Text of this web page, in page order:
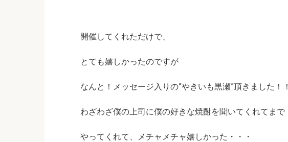
開催してくれただけで、
とても嬉しかったのですが
なんと！メッセージ入りの”やきいも黒瀬”頂きました！！
わざわざ僕の上司に僕の好きな焼酎を聞いてくれてまで
やってくれて、メチャメチャ嬉しかった・・・